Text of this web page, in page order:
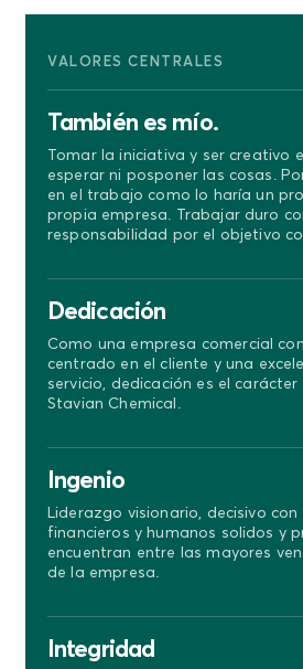
VALORES CENTRALES
También es mío.
Tomar la iniciativa y ser creativo
esperar ni posponer las cosas.
en el trabajo como lo haría un
propia empresa. Trabajar duro
responsabilidad por el objetivo
Dedicación
Como una empresa comercial
centrado en el cliente y una
servicio, dedicación es el
Stavian Chemical.
Ingenio
Liderazgo visionario, decisivo con
financieros y humanos solidos y
encuentran entre las mayores
de la empresa.
Integridad